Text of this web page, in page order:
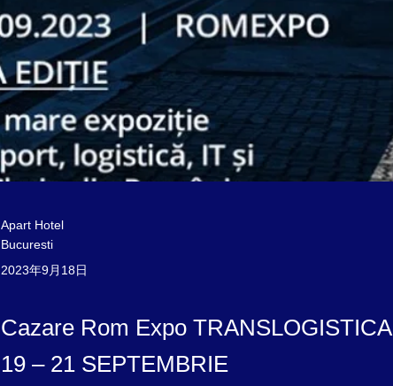
Apart Hotel
Bucuresti
2023年9月18日
Cazare Rom Expo TRANSLOGISTICA
19 – 21 SEPTEMBRIE